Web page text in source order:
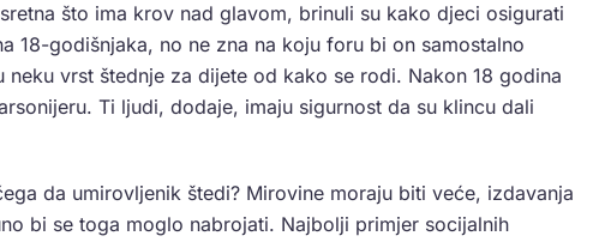
što ima krov nad glavom, brinuli su kako djeci osigurati
18-godišnjaka, no ne zna na koju foru bi on samostalno
vrst štednje za dijete od kako se rodi. Nakon 18 godina
Ti ljudi, dodaje, imaju sigurnost da su klincu dali
da umirovljenik štedi? Mirovine moraju biti veće, izdavanja
bi se toga moglo nabrojati. Najbolji primjer socijalnih